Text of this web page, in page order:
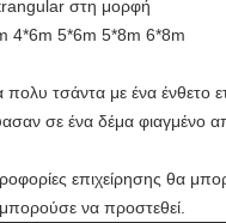
στη μορφή
4*6m 5*6m 5*8m 6*8m
τσάντα με ένα ένθετο
σε ένα δέμα φιαγμένο
επιχείρησης θα
να προστεθεί.